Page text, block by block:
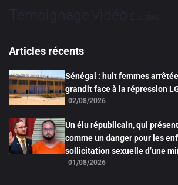
TémoignageVidéo Études
Articles récents
Sénégal : huit femmes
grandit face à la répression
02/08/2026
Un élu républicain, qui
comme un danger pour les
sollicitation sexuelle d’une
01/08/2026